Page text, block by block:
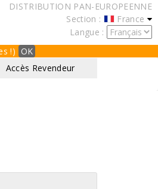
DISTRIBUTION PAN-EUROPEENNE
Section :
France
Langue :
!) OK
Accès Revendeur